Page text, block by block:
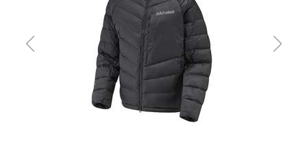
Släpvagnar & Skylift